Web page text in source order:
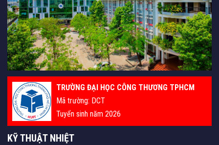
TRƯỜNG ĐẠI HỌC CÔNG THƯƠNG TPHCM
Mã trường: DCT
Tuyển sinh năm 2026
KỸ THUẬT NHIỆT